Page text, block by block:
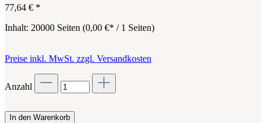
77,64 € *
Inhalt: 20000 Seiten (0,00 €* / 1 Seiten)
Preise inkl. MwSt. zzgl. Versandkosten
Anzahl
In den Warenkorb